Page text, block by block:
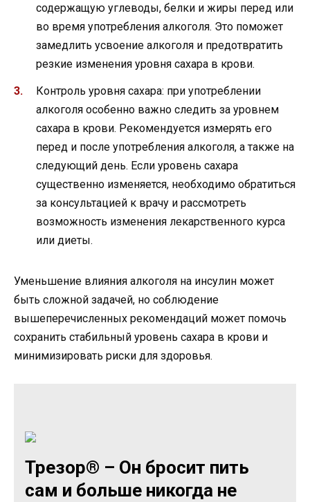
содержащую углеводы, белки и жиры перед или
во время употребления алкоголя. Это поможет
замедлить усвоение алкоголя и предотвратить
резкие изменения уровня сахара в крови.
Контроль уровня сахара: при употреблении
алкоголя особенно важно следить за уровнем
сахара в крови. Рекомендуется измерять его
перед и после употребления алкоголя, а также на
следующий день. Если уровень сахара
существенно изменяется, необходимо обратиться
за консультацией к врачу и рассмотреть
возможность изменения лекарственного курса
или диеты.
Уменьшение влияния алкоголя на инсулин может
быть сложной задачей, но соблюдение
вышеперечисленных рекомендаций может помочь
сохранить стабильный уровень сахара в крови и
минимизировать риски для здоровья.
Трезор® – Он бросит пить
сам и больше никогда не